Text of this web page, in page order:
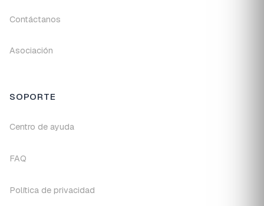
Contáctanos
Asociación
SOPORTE
Centro de ayuda
FAQ
Política de privacidad